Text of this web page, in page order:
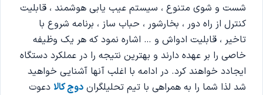
شست و شوی متنوع ، سیستم عیب یابی هوشمند ، قابلیت
کنترل از راه دور ، بخارشور ، حباب ساز ، برنامه شروع با
تاخیر ، قابلیت ادواش و … اشاره نمود که هر یک وظیفه
خاصی را بر عهده دارند و بهترین نتیجه را در عملکرد دستگاه
ایجادد خواهند کرد. در ادامه با اغلب آنها آشنایی خواهید
شد لذا شما را به همراهی با تیم تحلیلگران دوج کالا دعوت